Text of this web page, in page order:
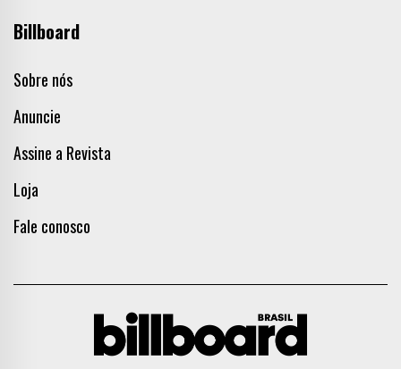
Billboard
Sobre nós
Anuncie
Assine a Revista
Loja
Fale conosco